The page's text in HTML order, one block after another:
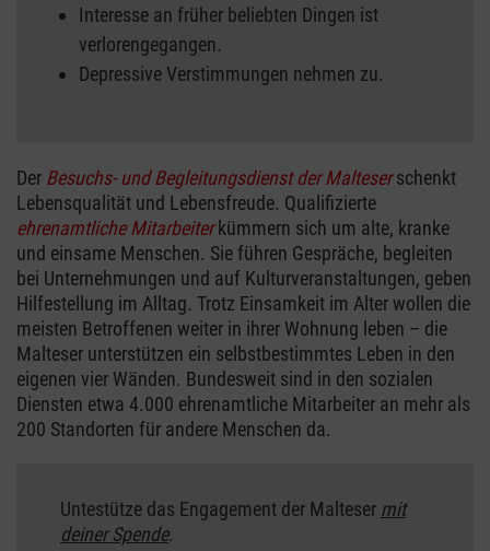
Interesse an früher beliebten Dingen ist
verlorengegangen.
Depressive Verstimmungen nehmen zu.
Der Besuchs- und Begleitungsdienst der Malteserschenkt
Lebensqualität und Lebensfreude. Qualifizierte
ehrenamtliche Mitarbeiterkümmern sich um alte, kranke
und einsame Menschen. Sie führen Gespräche, begleiten
bei Unternehmungen und auf Kulturveranstaltungen, geben
Hilfestellung im Alltag. Trotz Einsamkeit im Alter wollen die
meisten Betroffenen weiter in ihrer Wohnung leben – die
Malteser unterstützen ein selbstbestimmtes Leben in den
eigenen vier Wänden. Bundesweit sind in den sozialen
Diensten etwa 4.000 ehrenamtliche Mitarbeiter an mehr als
200 Standorten für andere Menschen da.
Untestütze das Engagement der Malteser mit
deiner Spende.